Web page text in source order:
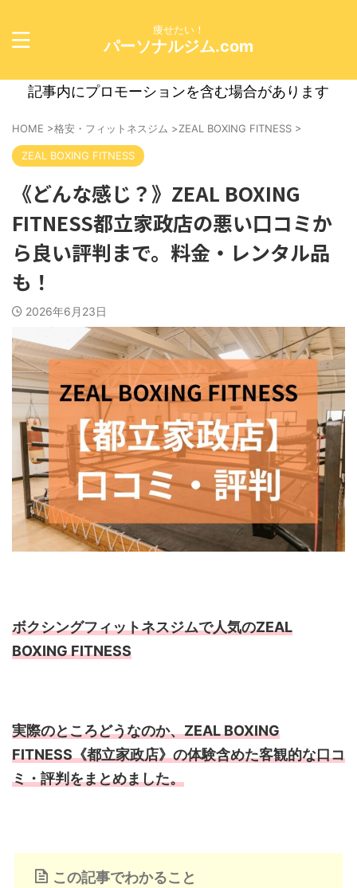
痩せたい！
パーソナルジム.com
記事内にプロモーションを含む場合があります
HOME >格安・フィットネスジム >ZEAL BOXING FITNESS >
ZEAL BOXING FITNESS
《どんな感じ？》ZEAL BOXING
FITNESS都立家政店の悪い口コミか
ら良い評判まで。料金・レンタル品
も！
2026年6月23日
ボクシングフィットネスジムで人気のZEAL
BOXING FITNESS
実際のところどうなのか、ZEAL BOXING
FITNESS《都立家政店》の体験含めた客観的な口コ
ミ・評判をまとめました。
この記事でわかること